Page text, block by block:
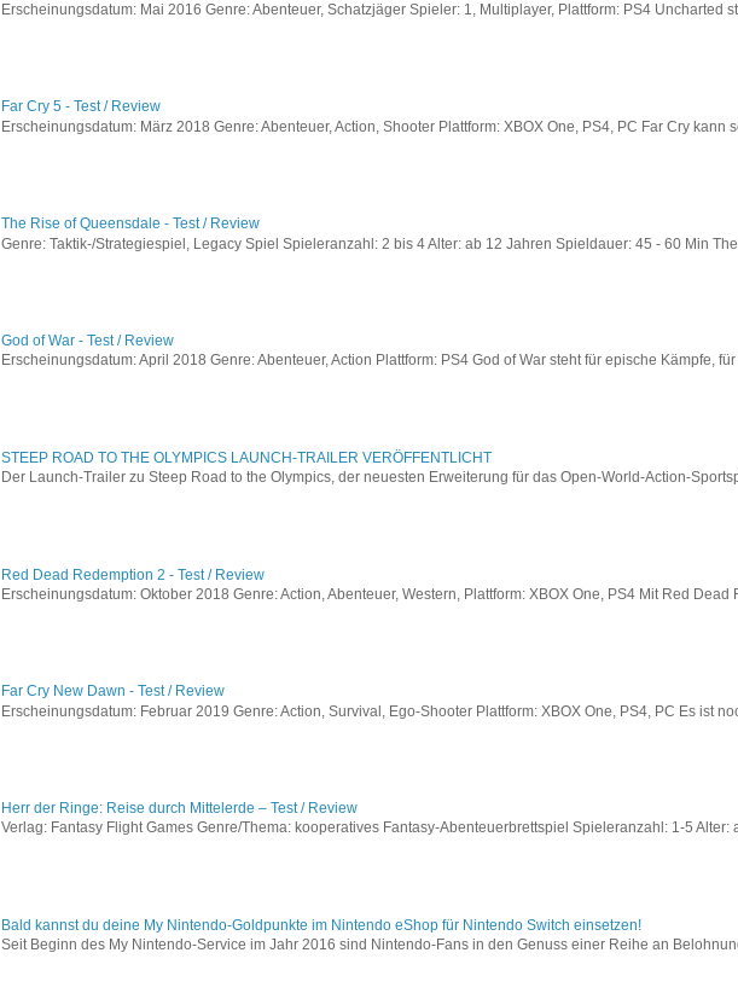
Erscheinungsdatum: Mai 2016 Genre: Abenteuer, Schatzjäger Spieler: 1, Multiplayer, Plattform: PS4 Uncharted
Far Cry 5 - Test / Review
Erscheinungsdatum: März 2018 Genre: Abenteuer, Action, Shooter Plattform: XBOX One, PS4, PC Far Cry kann
The Rise of Queensdale - Test / Review
Genre: Taktik-/Strategiespiel, Legacy Spiel Spieleranzahl: 2 bis 4 Alter: ab 12 Jahren Spieldauer: 45 - 60 Min The
God of War - Test / Review
Erscheinungsdatum: April 2018 Genre: Abenteuer, Action Plattform: PS4 God of War steht für epische Kämpfe,
STEEP ROAD TO THE OLYMPICS LAUNCH-TRAILER VERÖFFENTLICHT
Der Launch-Trailer zu Steep Road to the Olympics, der neuesten Erweiterung für das Open-World-Action-
Red Dead Redemption 2 - Test / Review
Erscheinungsdatum: Oktober 2018 Genre: Action, Abenteuer, Western, Plattform: XBOX One, PS4 Mit Red Dead
Far Cry New Dawn - Test / Review
Erscheinungsdatum: Februar 2019 Genre: Action, Survival, Ego-Shooter Plattform: XBOX One, PS4, PC Es ist
Herr der Ringe: Reise durch Mittelerde – Test / Review
Verlag: Fantasy Flight Games Genre/Thema: kooperatives Fantasy-Abenteuerbrettspiel Spieleranzahl: 1-5 Alter:
Bald kannst du deine My Nintendo-Goldpunkte im Nintendo eShop für Nintendo Switch einsetzen!
Seit Beginn des My Nintendo-Service im Jahr 2016 sind Nintendo-Fans in den Genuss einer Reihe an